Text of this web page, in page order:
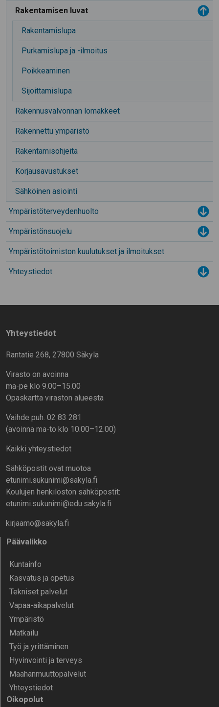
Rakentamisen luvat Toggle menu
Rakentamislupa
Purkamislupa ja -ilmoitus
Poikkeaminen
Sijoittamislupa
Rakennusvalvonnan lomakkeet
Rakennettu ympäristö
Rakentamisohjeita
Korjausavustukset
Sähköinen asiointi
Ympäristöterveydenhuolto
Ympäristönsuojelu
Ympäristötoimiston kuulutukset ja ilmoitukset
Yhteystiedot
Yhteystiedot
Rantatie 268, 27800 Säkylä
Virasto on avoinna
ma-pe klo 9.00–15.00
Opaskartta viraston alueesta
Vaihde puh. 02 83 281
(avoinna ma-to klo 10.00–12.00)
Kaikki yhteystiedot
Sähköpostit ovat muotoa
etunimi.sukunimi@sakyla.fi
Koulujen henkilöstön sähköpostit:
etunimi.sukunimi@edu.sakyla.fi
kirjaamo@sakyla.fi
Päävalikko
Kunta­info
Kasvatus ja opetus
Tekniset palvelut
Vapaa-aika­palvelut
Ympä­ristö
Mat­kailu
Työ ja yrittä­minen
Hyvinvointi ja terveys
Maahanmuuttopalvelut
Yhteystiedot
Oikopolut